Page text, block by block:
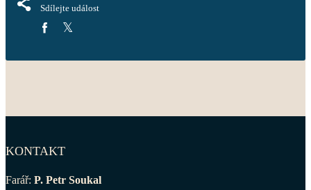
Sdílejte událost
KONTAKT
Farář: P. Petr Soukal